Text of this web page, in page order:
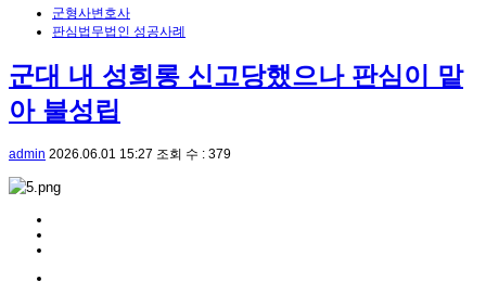
군형사변호사
판심법무법인 성공사례
군대 내 성희롱 신고당했으나 판심이 맡
아 불성립
admin 2026.06.01 15:27 조회 수 : 379